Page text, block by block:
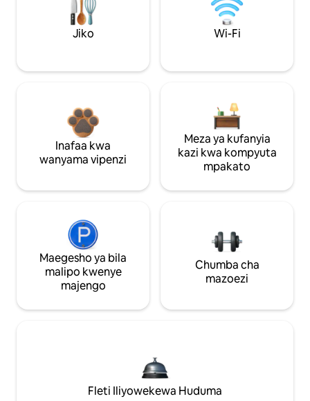
Jiko Wi-Fi
Inafaa kwa
wanyama vipenzi
Meza ya kufanyia
kazi kwa kompyuta
mpakato
Maegesho ya bila
malipo kwenye
majengo
Chumba cha
mazoezi
Fleti Iliyowekewa Huduma